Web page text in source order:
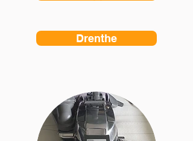
Drenthe